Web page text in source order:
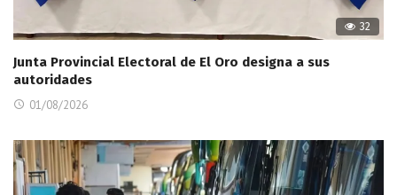
32
Junta Provincial Electoral de El Oro designa a sus
autoridades
01/08/2026